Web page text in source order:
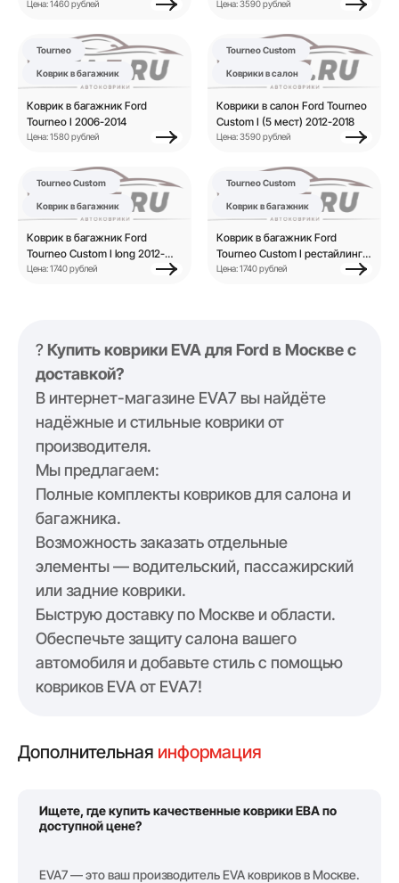
Цена: 1460 рублей Цена: 3590 рублей
Tourneo
Коврик в багажник
Коврик в багажник Ford
Tourneo I 2006-2014
Цена: 1580 рублей
Tourneo Custom
Коврики в салон
Коврики в салон Ford Tourneo
Custom I (5 мест) 2012-2018
Цена: 3590 рублей
Tourneo Custom
Коврик в багажник
Коврик в багажник Ford
Tourneo Custom I long 2012-
2018
Цена: 1740 рублей
Tourneo Custom
Коврик в багажник
Коврик в багажник Ford
Tourneo Custom I рестайлинг
2017-н.в.
Цена: 1740 рублей
?Купить коврики EVA для Ford в Москве с
доставкой?
В интернет-магазине EVA7 вы найдёте
надёжные и стильные коврики от
производителя.
Мы предлагаем:
Полные комплекты ковриков для салона и
багажника.
Возможность заказать отдельные
элементы — водительский, пассажирский
или задние коврики.
Быструю доставку по Москве и области.
Обеспечьте защиту салона вашего
автомобиля и добавьте стиль с помощью
ковриков EVA от EVA7!
Дополнительная информация
Ищете, где купить качественные коврики ЕВА по
доступной цене?
EVA7 — это ваш производитель EVA ковриков в Москве.